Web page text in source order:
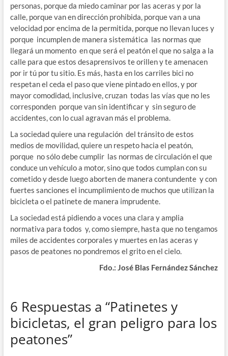
personas, porque da miedo caminar por las aceras y por la
calle, porque van en dirección prohibida, porque van a una
velocidad por encima de la permitida, porque no llevan luces y
porque incumplen de manera sistemática las normas que
llegará un momento en que será el peatón el que no salga a la
calle para que estos desaprensivos te orillen y te amenacen
por ir tú por tu sitio. Es más, hasta en los carriles bici no
respetan el ceda el paso que viene pintado en ellos, y por
mayor comodidad, inclusive, cruzan todas las vías que no les
corresponden porque van sin identificar y sin seguro de
accidentes, con lo cual agravan más el problema.
La sociedad quiere una regulación del tránsito de estos
medios de movilidad, quiere un respeto hacia el peatón,
porque no sólo debe cumplir las normas de circulación el que
conduce un vehículo a motor, sino que todos cumplan con su
cometido y desde luego aborten de manera contundente y con
fuertes sanciones el incumplimiento de muchos que utilizan la
bicicleta o el patinete de manera imprudente.
La sociedad está pidiendo a voces una clara y amplia
normativa para todos y, como siempre, hasta que no tengamos
miles de accidentes corporales y muertes en las aceras y
pasos de peatones no pondremos el grito en el cielo.
Fdo.: José Blas Fernández Sánchez
6 Respuestas a “Patinetes y
bicicletas, el gran peligro para los
peatones”